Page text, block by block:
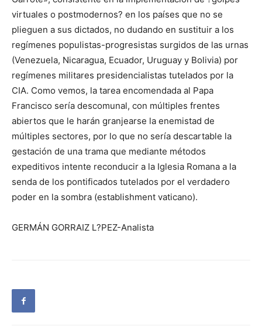
virtuales o postmodernos? en los países que no se
plieguen a sus dictados, no dudando en sustituir a los
regímenes populistas-progresistas surgidos de las urnas
(Venezuela, Nicaragua, Ecuador, Uruguay y Bolivia) por
regímenes militares presidencialistas tutelados por la
CIA. Como vemos, la tarea encomendada al Papa
Francisco sería descomunal, con múltiples frentes
abiertos que le harán granjearse la enemistad de
múltiples sectores, por lo que no sería descartable la
gestación de una trama que mediante métodos
expeditivos intente reconducir a la Iglesia Romana a la
senda de los pontificados tutelados por el verdadero
poder en la sombra (establishment vaticano).
GERMÁN GORRAIZ L?PEZ-Analista